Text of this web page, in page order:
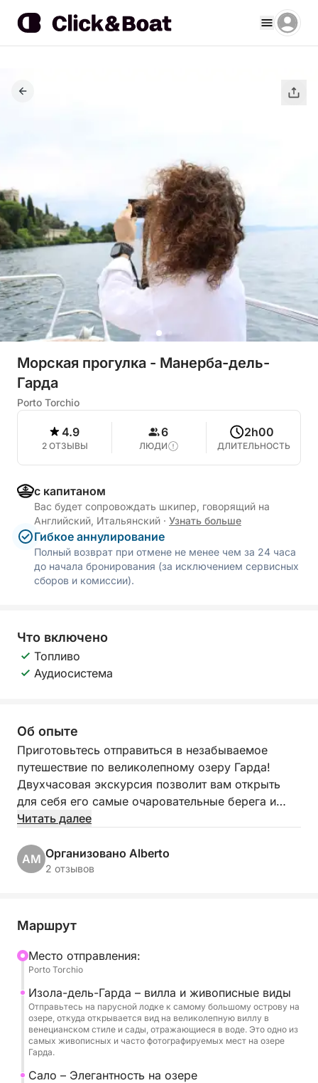
Морская прогулка - Манерба-дель-
Гарда
Porto Torchio
4.9
2 ОТЗЫВЫ
6
ЛЮДИ
2h00
ДЛИТЕЛЬНОСТЬ
с капитаном
Вас будет сопровождать шкипер, говорящий на
Английский, Итальянский · Узнать больше
Гибкое аннулирование
Полный возврат при отмене не менее чем за 24 часа
до начала бронирования (за исключением сервисных
сборов и комиссии).
Что включено
Топливо
Аудиосистема
Об опыте
Приготовьтесь отправиться в незабываемое
путешествие по великолепному озеру Гарда!
Двухчасовая экскурсия позволит вам открыть
для себя его самые очаровательные берега и
скрытые сокровища! Отправляясь из
Гарда, вы отправитесь в эксклюзивное
путешествие, которое подарит вам
острову Гарда, самому большому острову на
озере, с его роскошной виллой и садами,
отражающимися в воде. Затем мы продолжим
путь в элегантный Сало с его набережной и
изысканной атмосферой. Мы полюбуемся
исторической Ривьерой Гардоне, известной
своими Витториале дельи Итальяни, и
великолепным Пунта-Сан-Виджилио, райским
Читать далее
AM Организовано Alberto
2 отзывов
Маршрут
Mесто отправления:
Porto Torchio
Изола-дель-Гарда – вилла и живописные виды
Отправьтесь на парусной лодке к самому большому острову на
озере, откуда открывается вид на великолепную виллу в
венецианском стиле и сады, отражающиеся в воде. Это одно из
самых живописных и часто фотографируемых мест на озере
Гарда.
Сало – Элегантность на озере